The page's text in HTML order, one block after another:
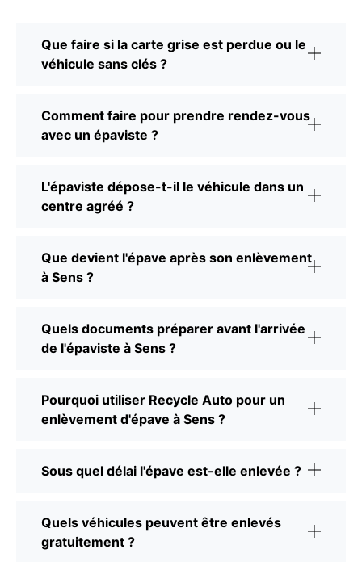
Que faire si la carte grise est perdue ou le
véhicule sans clés ?
Comment faire pour prendre rendez-vous
avec un épaviste ?
L'épaviste dépose-t-il le véhicule dans un
centre agréé ?
Que devient l'épave après son enlèvement
à Sens ?
Quels documents préparer avant l'arrivée
de l'épaviste à Sens ?
Pourquoi utiliser Recycle Auto pour un
enlèvement d'épave à Sens ?
Sous quel délai l'épave est-elle enlevée ?
Quels véhicules peuvent être enlevés
gratuitement ?